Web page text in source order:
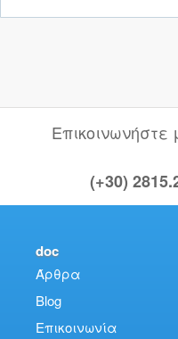
(+30)
doc
Άρθρα
Blog
Επικοινωνία